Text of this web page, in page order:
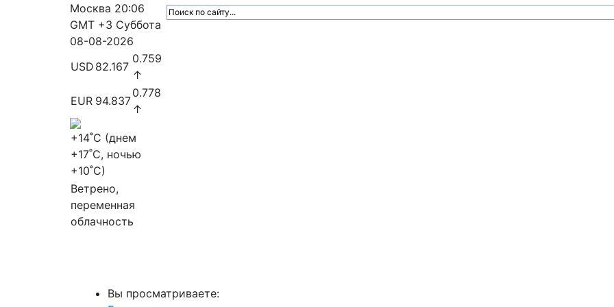
Москва 20:06
GMT +3 Суббота
08-08-2026
USD 82.167
0.759
↑
EUR 94.837
0.778
↑
+14˚C (днем
+17˚C, ночью
+10˚C)
Ветрено,
переменная
облачность
Вы просматриваете: